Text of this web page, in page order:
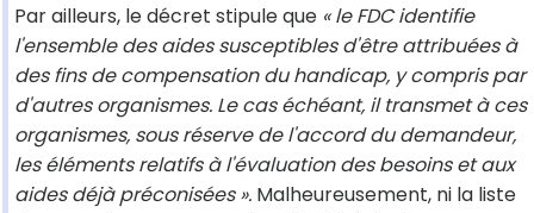
Par ailleurs, le décret stipule que « le FDC identifie
l'ensemble des aides susceptibles d'être attribuées à
des fins de compensation du handicap, y compris par
d'autres organismes. Le cas échéant, il transmet à ces
organismes, sous réserve de l'accord du demandeur,
les éléments relatifs à l'évaluation des besoins et aux
aides déjà préconisées ». Malheureusement, ni la liste